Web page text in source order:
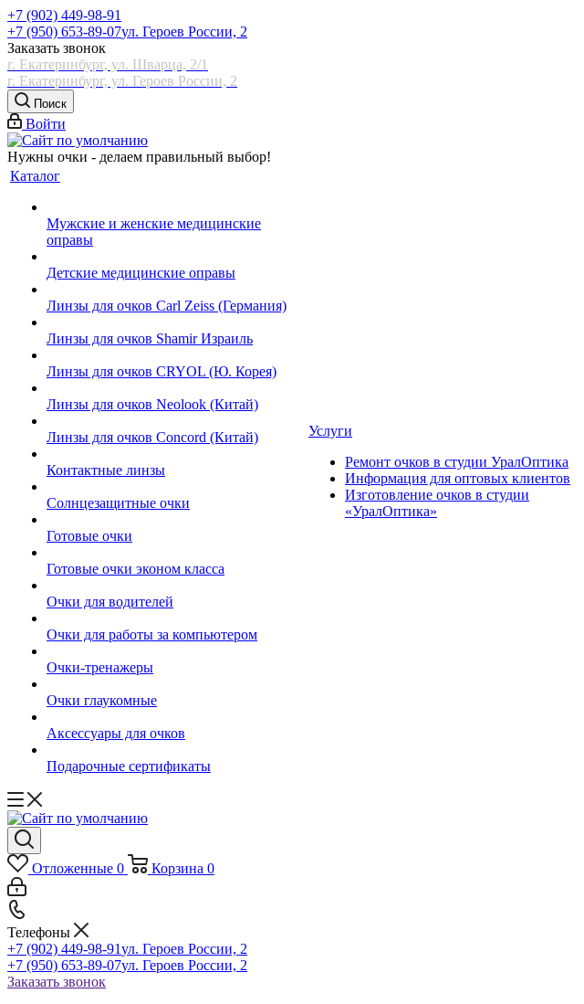
+7 (902) 449-98-91
+7 (950) 653-89-07ул. Героев России, 2
Заказать звонок
г. Екатеринбург, ул. Шварца, 2/1
г. Екатеринбург, ул. Героев России, 2
Поиск
Войти
Нужны очки - делаем правильный выбор!
Каталог
Мужские и женские медицинские
оправы
Детские медицинские оправы
Линзы для очков Carl Zeiss (Германия)
Линзы для очков Shamir Израиль
Линзы для очков CRYOL (Ю. Корея)
Линзы для очков Neolook (Китай)
Линзы для очков Concord (Китай)
Контактные линзы
Солнцезащитные очки
Готовые очки
Готовые очки эконом класса
Очки для водителей
Очки для работы за компьютером
Очки-тренажеры
Очки глаукомные
Аксессуары для очков
Подарочные сертификаты
Услуги
Ремонт очков в студии УралОптика
Информация для оптовых клиентов
Изготовление очков в студии
«УралОптика»
Отложенные 0 Корзина 0
Телефоны
+7 (902) 449-98-91ул. Героев России, 2
+7 (950) 653-89-07ул. Героев России, 2
Заказать звонок